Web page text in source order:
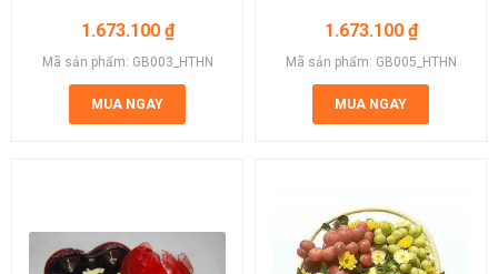
1.673.100 ₫
Mã sản phẩm: GB003_HTHN
MUA NGAY
1.673.100 ₫
Mã sản phẩm: GB005_HTHN
MUA NGAY